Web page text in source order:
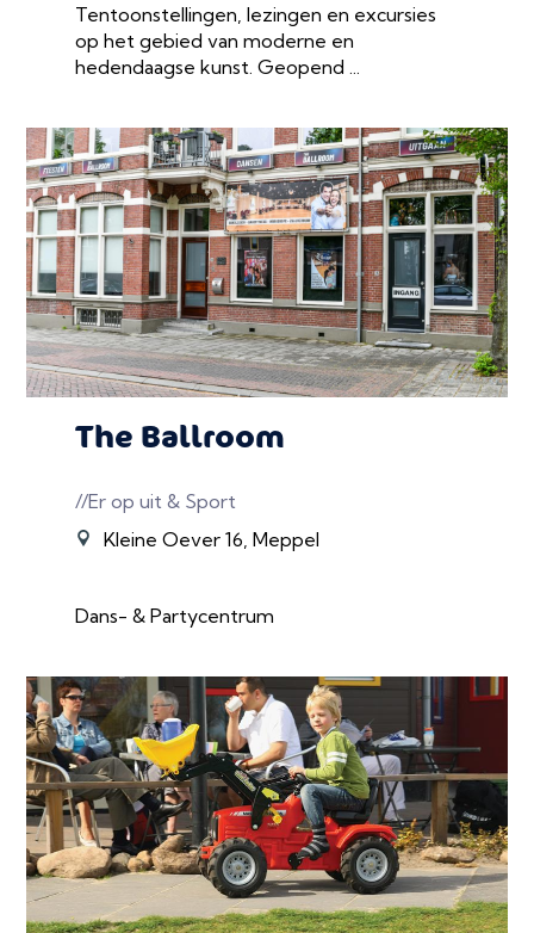
Tentoonstellingen, lezingen en excursies
op het gebied van moderne en
hedendaagse kunst. Geopend ...
The Ballroom
//Er op uit & Sport
Kleine Oever 16, Meppel
Dans- & Partycentrum